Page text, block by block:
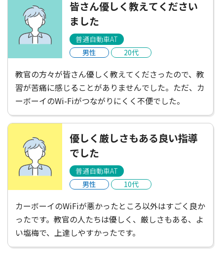
ださったりして楽しかった！充実した2週間でした。
皆さん優しく教えてください
ました
普通自動車AT
男性
20代
教官の方々が皆さん優しく教えてくださったので、教
習が苦痛に感じることがありませんでした。ただ、カ
ーボーイのWi-Fiがつながりにくく不便でした。
優しく厳しさもある良い指導
でした
普通自動車AT
男性
10代
カーボーイのWiFiが悪かったところ以外はすごく良か
ったです。教官の人たちは優しく、厳しさもある、よ
い塩梅で、上達しやすかったです。